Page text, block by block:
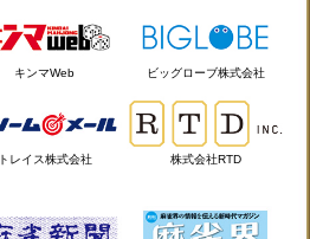
キンマWeb ビッグローブ株式会社
トレイス株式会社 株式会社RTD